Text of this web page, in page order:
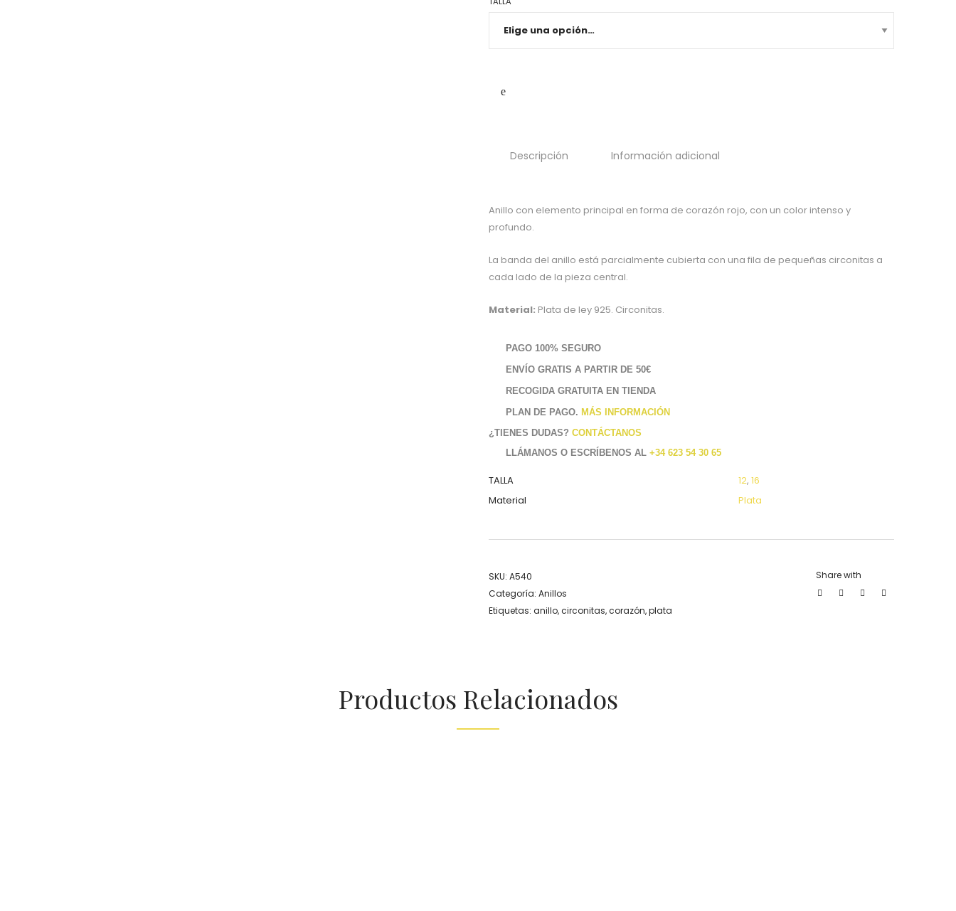
Descripción Información adicional
Anillo con elemento principal en forma de corazón rojo, con un color intenso y
profundo.
La banda del anillo está parcialmente cubierta con una fila de pequeñas circonitas a
cada lado de la pieza central.
Material: Plata de ley 925. Circonitas.
PAGO 100% SEGURO
ENVÍO GRATIS A PARTIR DE 50€
RECOGIDA GRATUITA EN TIENDA
PLAN DE PAGO. MÁS INFORMACIÓN
¿TIENES DUDAS? CONTÁCTANOS
LLÁMANOS O ESCRÍBENOS AL +34 623 54 30 65
TALLA 12, 16
Material
Plata
SKU: A540
Categoría: Anillos
Etiquetas: anillo,circonitas,corazón,plata
Share with
Productos Relacionados